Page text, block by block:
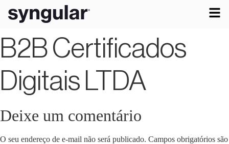
B2B Certificados
Digitais LTDA
Deixe um comentário
O seu endereço de e-mail não será publicado. Campos obrigatórios são